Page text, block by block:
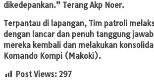
dikedepankan.” Terang Akp Noer.
Terpantau di lapangan, Tim patroli
dengan lancar dan penuh tanggung
mereka kembali dan melakukan
Komando Kompi (Makoki).
Post Views: 297